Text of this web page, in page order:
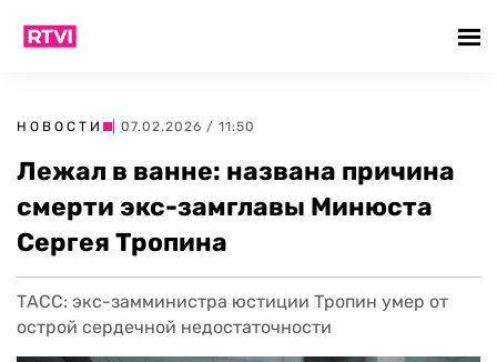
НОВОСТИ | 07.02.2026 / 11:50
Лежал в ванне: названа причина
смерти экс-замглавы Минюста
Сергея Тропина
ТАСС: экс-замминистра юстиции Тропин умер от
острой сердечной недостаточности